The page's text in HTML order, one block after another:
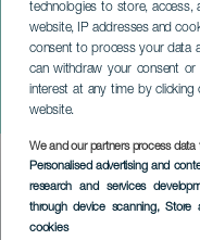
technologies to store, access,
website, IP addresses and
consent to process your data
can withdraw your consent
interest at any time by clicking
website.
We and our partners process data
Personalised advertising and
research and services
through device scanning, Store
cookies
El Castillo
TENERIFE
Imagen
Listado